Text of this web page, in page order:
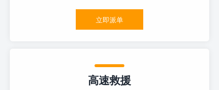
立即派单
高速救援